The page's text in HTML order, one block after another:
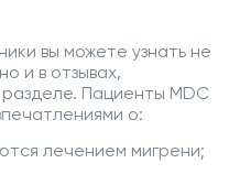
вы можете узнать не
и в отзывах,
Пациенты MDC
о:
лечением мигрени;